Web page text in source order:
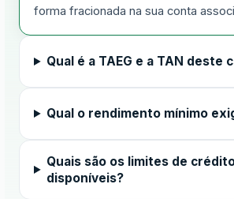
forma fracionada na sua conta
Qual é a TAEG e a TAN deste
Qual o rendimento mínimo
Quais são os limites de
disponíveis?